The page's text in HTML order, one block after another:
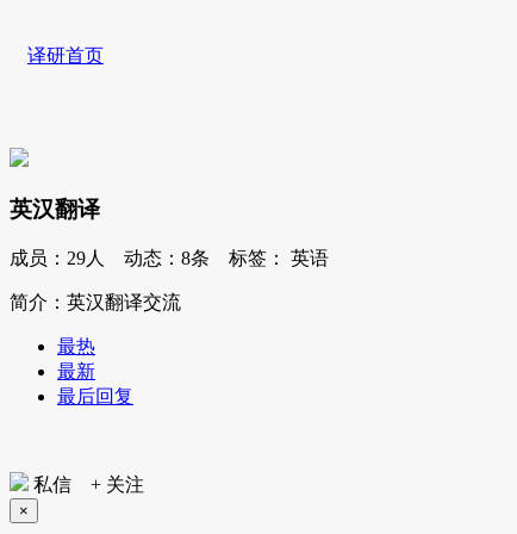
译研首页
英汉翻译
成员： 29人 动态： 8条 标签： 英语
简介：英汉翻译交流
最热
最新
最后回复
私信 + 关注
×